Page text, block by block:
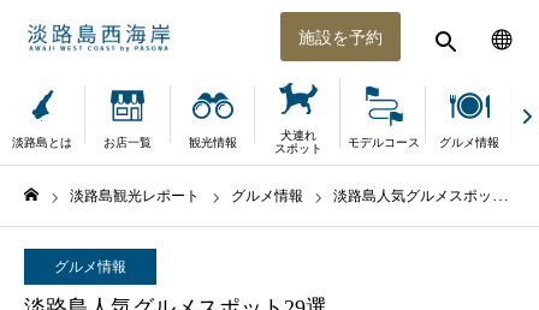
施設を予約
淡路島とは お店一覧 観光情報
犬連れ
スポット
モデルコース グルメ情報
淡路島観光レポート グルメ情報 淡路島人気グルメスポット29選
グルメ情報